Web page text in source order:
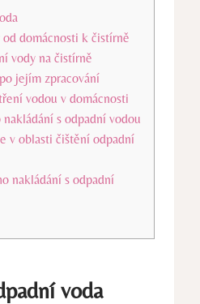
domácnosti k čistírně
vody na čistírně
jejím zpracování
vodou v domácnosti
s odpadní vodou
v oblasti čištění odpadní
nakládání s odpadní
voda